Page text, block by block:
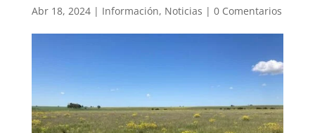
Abr 18, 2024| Información, Noticias | 0 Comentarios